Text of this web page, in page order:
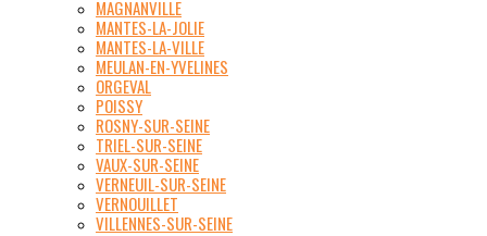
MAGNANVILLE
MANTES-LA-JOLIE
MANTES-LA-VILLE
MEULAN-EN-YVELINES
ORGEVAL
POISSY
ROSNY-SUR-SEINE
TRIEL-SUR-SEINE
VAUX-SUR-SEINE
VERNEUIL-SUR-SEINE
VERNOUILLET
VILLENNES-SUR-SEINE